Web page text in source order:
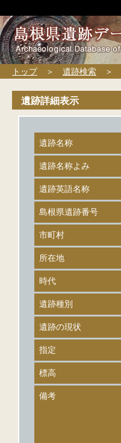
トップ＞ 遺跡検索 ＞
遺跡詳細表示
遺跡名称
遺跡名称よみ
遺跡英語名称
島根県遺跡番号
市町村
所在地
時代
遺跡種別
遺跡の現状
指定
標高
備考